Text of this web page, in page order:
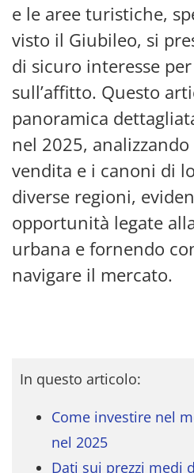
e le aree turistiche,
visto il Giubileo, si
di sicuro interesse
sull’affitto. Questo
panoramica
nel 2025,
vendita e i canoni di
diverse regioni,
opportunità legate
urbana e fornendo
navigare il mercato.
In questo articolo:
Come investire nel
nel 2025
Dati sui prezzi medi